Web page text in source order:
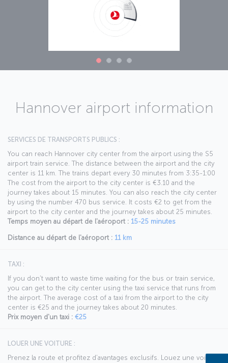
Lire la suite
Hannover airport information
SERVICES DE TRANSPORTS PUBLICS :
You can reach Hannover city center from the airport using the S5
airport train service. The distance between the airport and the city
center is 11 km. The trains depart every 30 minutes from 3:35-1:00
The cost from the airport to the city center is €3.10 and the
journey takes about 15 minutes. You can also reach the city center
by using the number 470 bus service. It costs €2 to get from the
airport to the city center and the journey takes about 25 minutes.
Temps moyen au départ de l'aéroport : 15-25 minutes
Distance au départ de l'aéroport : 11 km
TAXI :
If you don’t want to waste time waiting for the bus or train service,
you can get to the city center using the taxi service that runs from
the airport. The average cost of a taxi from the airport to the city
center is €25 and the journey takes about 20 minutes.
Prix moyen d'un taxi : €25
LOUER UNE VOITURE :
Prenez la route et profitez d’avantages exclusifs. Louez une voiture